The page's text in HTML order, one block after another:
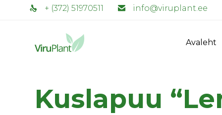
+ (372) 51970511 info@viruplant.ee
Avaleht
Kuslapuu